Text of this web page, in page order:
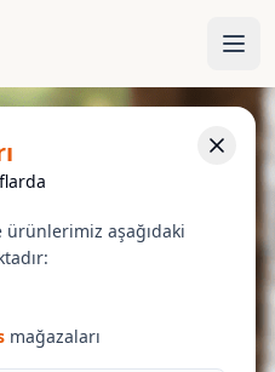
ürünlerimiz aşağıdaki
mağazaları